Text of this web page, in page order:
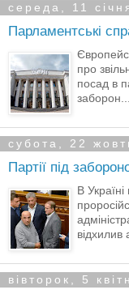
середа, 11
Парламентські
про
посад в
заборон...
субота, 22
Партії під
В
відхилив
вівторок, 5